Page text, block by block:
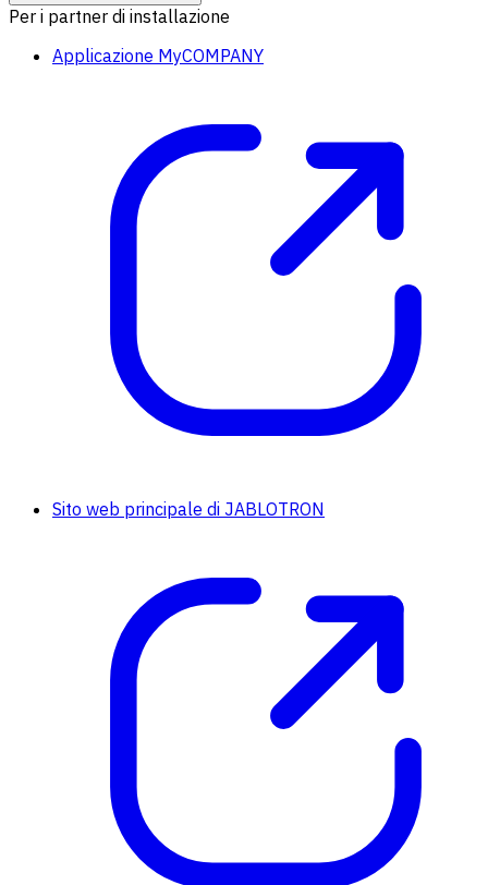
Per i partner di installazione
Applicazione MyCOMPANY
Sito web principale di JABLOTRON